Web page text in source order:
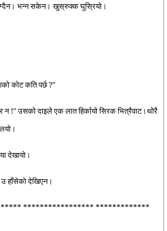
भन्न सकेन। खुस्रुक्क घुस्रियो।
कोट कति पर्छ ?"
न !" उसको दाइले एक लात हिर्कायो सिरक भित्रैवाट।थोरै
देखायो।
उ हाँसेको देखिएन।
***************** *************